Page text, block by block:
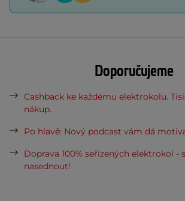
Doporučujeme
Cashback ke každému elektrokolu.
nákup.
Po hlavě: Nový podcast vám dá
Doprava 100% seřízených elektrokol -
nasednout!